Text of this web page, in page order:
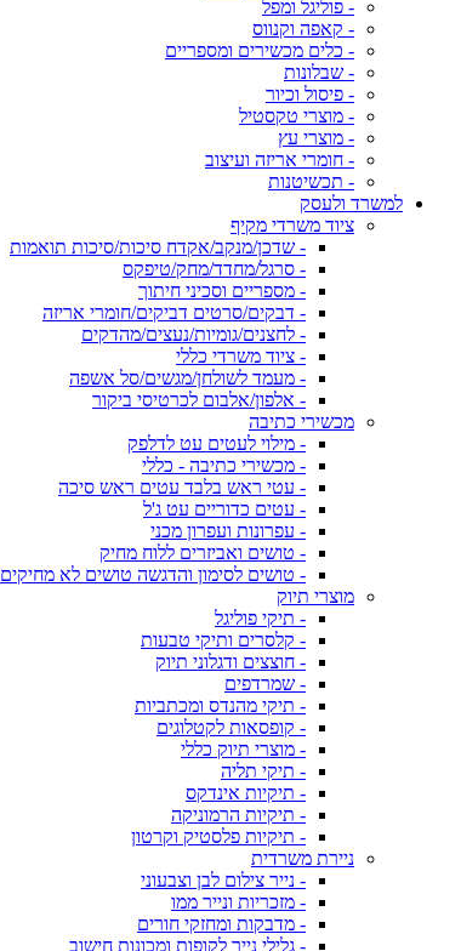
- פוליגל ומפל
- קאפה וקנווס
- כלים מכשירים ומספריים
- שבלונות
- פיסול וכיור
- מוצרי טקסטיל
- מוצרי עץ
- חומרי אריזה ועיצוב
- תכשיטנות
למשרד ולעסק
ציוד משרדי מקיף
- שדכן/מנקב/אקדח סיכות/סיכות תואמות
- סרגל/מחדד/מחק/טיפקס
- מספריים וסכיני חיתוך
- דבקים/סרטים דביקים/חומרי אריזה
- לחצנים/גומיות/נעצים/מהדקים
- ציוד משרדי כללי
- מעמד לשולחן/מגשים/סל אשפה
- אלפון/אלבום לכרטיסי ביקור
מכשירי כתיבה
- מילוי לעטים עט לדלפק
- מכשירי כתיבה - כללי
- עטי ראש בלבד עטים ראש סיכה
- עטים כדוריים עט ג'ל
- עפרונות ועפרון מכני
- טושים ואביזרים ללוח מחיק
- טושים לסימון והדגשה טושים לא מחיקים
מוצרי תיוק
- תיקי פוליגל
- קלסרים ותיקי טבעות
- חוצצים ודגלוני תיוק
- שמרדפים
- תיקי מהנדס ומכתביות
- קופסאות לקטלוגים
- מוצרי תיוק כללי
- תיקי תליה
- תיקיות אינדקס
- תיקיות הרמוניקה
- תיקיות פלסטיק וקרטון
ניירת משרדית
- נייר צילום לבן וצבעוני
- מזכריות ונייר ממו
- מדבקות ומחזקי חורים
- גלילי נייר לקופות ומכונות חישוב